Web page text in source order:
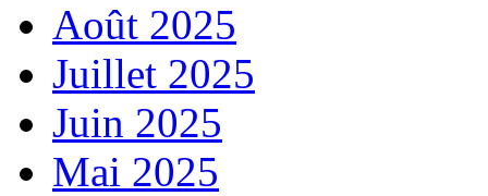
Août 2025
Juillet 2025
Juin 2025
Mai 2025